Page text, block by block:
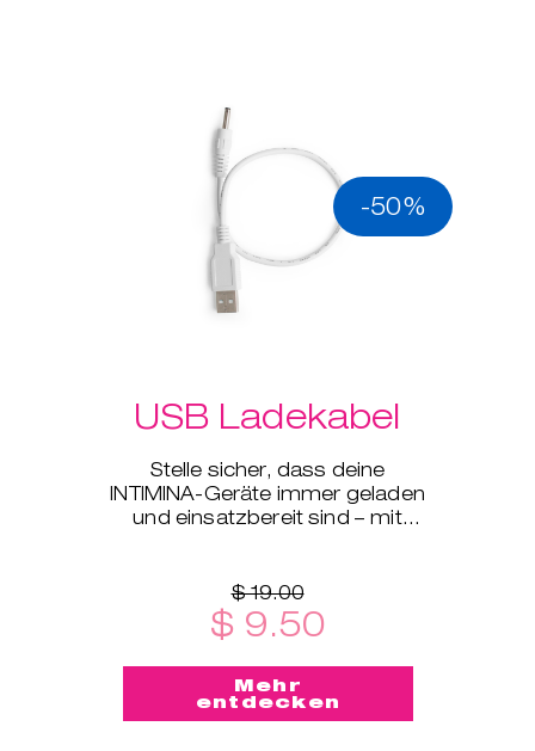
-50%
USB Ladekabel
Stelle sicher, dass deine
INTIMINA-Geräte immer geladen
und einsatzbereit sind – mit
Gerä
$ 19.00
$ 9.50
Mehr
entdecken